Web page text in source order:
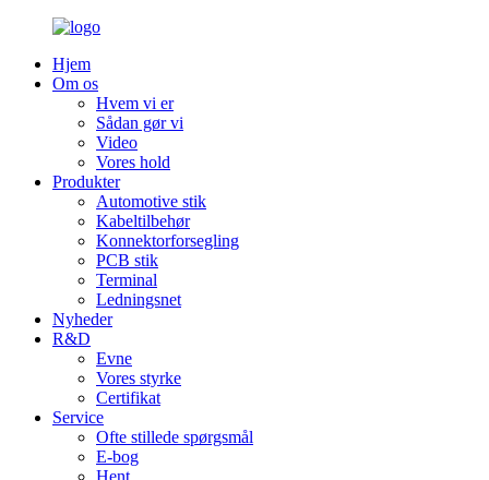
Hjem
Om os
Hvem vi er
Sådan gør vi
Video
Vores hold
Produkter
Automotive stik
Kabeltilbehør
Konnektorforsegling
PCB stik
Terminal
Ledningsnet
Nyheder
R&D
Evne
Vores styrke
Certifikat
Service
Ofte stillede spørgsmål
E-bog
Hent